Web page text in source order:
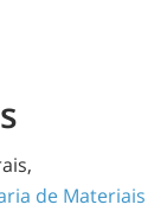
de Materiais